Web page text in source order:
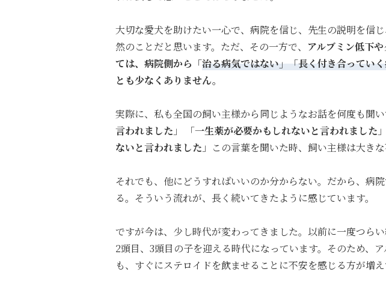
大切な愛犬を助けたい一心で、病院を信じ、先生の説明を信じ
然のことだと思います。 ただ、その一方で、 アルブミン低下
ては、病院側から「治る病気ではない」「長く付き合ってい
とも少なくありません。
実際に、私も全国の飼い主様から同じようなお話を何度も聞い
言われました 」 「一生薬が必要かもしれないと言われました 」
ないと言われました 」 この言葉を聞いた時、飼い主様は大きな
それでも、他にどうすればいいのか分からない。 だから、病
る。 そういう流れが、長く続いてきたように感じています。
ですが今は、少し時代が変わってきました。 以前に一度つら
2頭目、 3頭目の子を迎える時代になっています。 そのため、
も、すぐにステロイドを飲ませることに不安を感じる方が増え